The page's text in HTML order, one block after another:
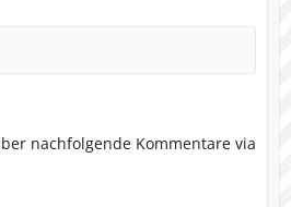
nachfolgende Kommentare via